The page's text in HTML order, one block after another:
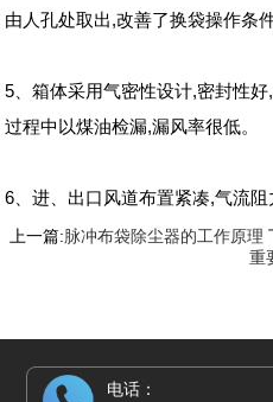
由人孔处取出,改善了换袋操作条件
5、箱体采用气密性设计,密封性
过程中以煤油检漏,漏风率很低。
6、进、出口风道布置紧凑,气流阻
上一篇:脉冲布袋除尘器的工作原理
重
电话：